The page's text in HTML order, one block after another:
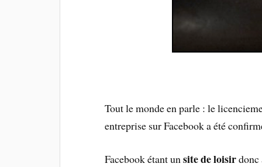
Tout le monde en parle : le
entreprise sur Facebook a été
Facebook étant un site de loisirdonc